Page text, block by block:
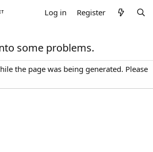
Log in Register
some problems.
the page was being generated. Please